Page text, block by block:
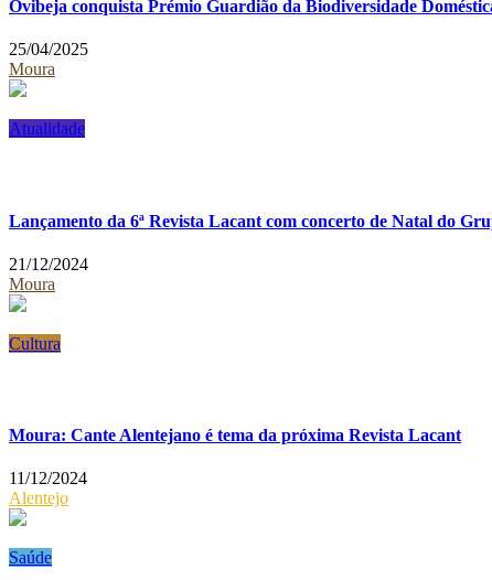
Ovibeja conquista Prémio Guardião da Biodiversidade
25/04/2025
Moura
Atualidade
Lançamento da 6ª Revista Lacant com concerto de Natal do
21/12/2024
Moura
Cultura
Moura: Cante Alentejano é tema da próxima Revista Lacant
11/12/2024
Alentejo
Saúde